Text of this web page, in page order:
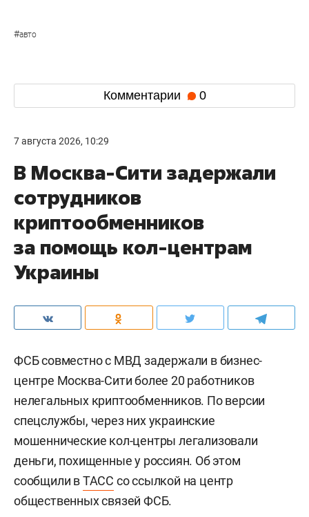
#авто
Комментарии 0
7 августа 2026, 10:29
В Москва-Сити задержали
сотрудников
криптообменников
за помощь кол-центрам
Украины
ФСБ совместно с МВД задержали в бизнес-
центре Москва-Сити более 20 работников
нелегальных криптообменников. По версии
спецслужбы, через них украинские
мошеннические кол-центры легализовали
деньги, похищенные у россиян. Об этом
сообщили вТАСС со ссылкой на центр
общественных связей ФСБ.